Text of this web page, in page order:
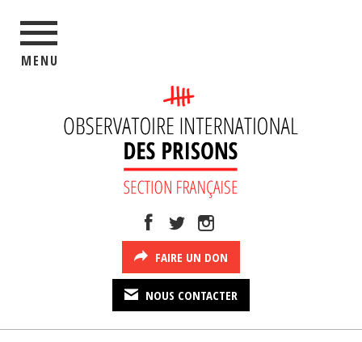
MENU
FAIRE UN DON
NOUS CONTACTER